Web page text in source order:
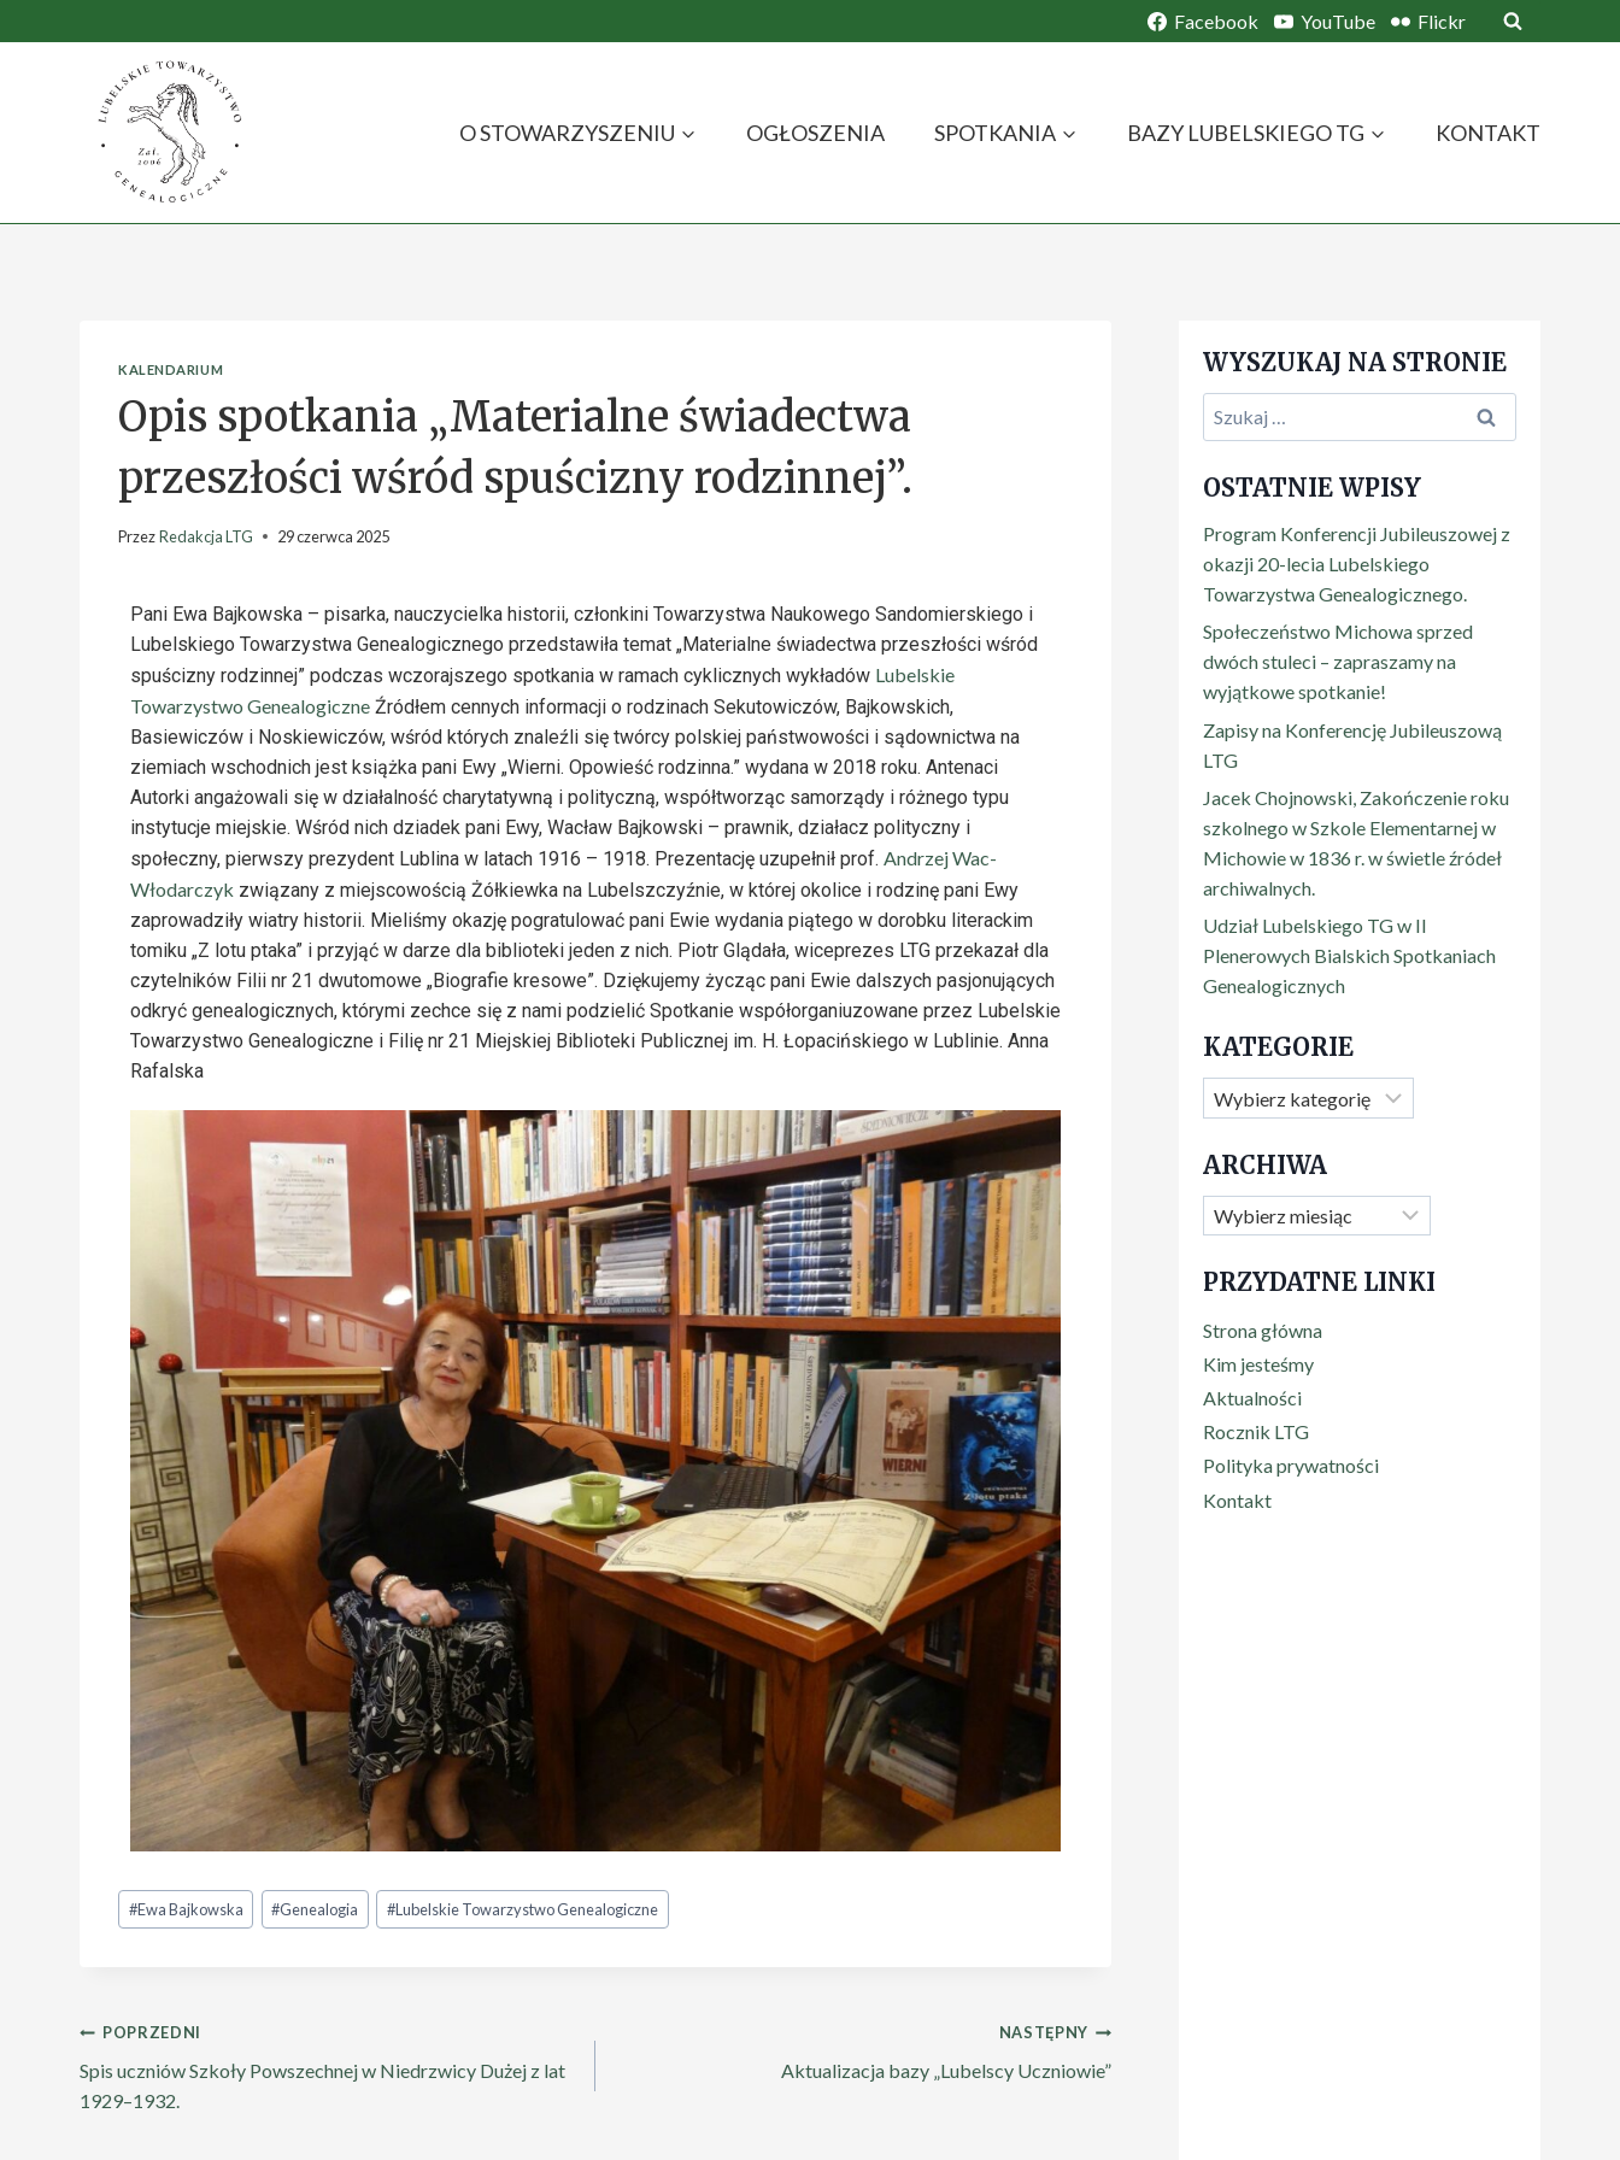
Facebook YouTube Flickr
O STOWARZYSZENIU OGŁOSZENIA SPOTKANIA BAZY LUBELSKIEGO TG KONTAKT
KALENDARIUM
Opis spotkania „Materialne świadectwa
przeszłości wśród spuścizny rodzinnej”.
PrzezRedakcja LTG 29 czerwca 2025
Pani Ewa Bajkowska – pisarka, nauczycielka historii, członkini Towarzystwa Naukowego Sandomierskiego i
Lubelskiego Towarzystwa Genealogicznego przedstawiła temat „Materialne świadectwa przeszłości wśród
spuścizny rodzinnej” podczas wczorajszego spotkania w ramach cyklicznych wykładów Lubelskie
Towarzystwo Genealogiczne Źródłem cennych informacji o rodzinach Sekutowiczów, Bajkowskich,
Basiewiczów i Noskiewiczów, wśród których znaleźli się twórcy polskiej państwowości i sądownictwa na
ziemiach wschodnich jest książka pani Ewy „Wierni. Opowieść rodzinna.” wydana w 2018 roku. Antenaci
Autorki angażowali się w działalność charytatywną i polityczną, współtworząc samorządy i różnego typu
instytucje miejskie. Wśród nich dziadek pani Ewy, Wacław Bajkowski – prawnik, działacz polityczny i
społeczny, pierwszy prezydent Lublina w latach 1916 – 1918. Prezentację uzupełnił prof. Andrzej Wac-
Włodarczyk związany z miejscowością Żółkiewka na Lubelszczyźnie, w której okolice i rodzinę pani Ewy
zaprowadziły wiatry historii. Mieliśmy okazję pogratulować pani Ewie wydania piątego w dorobku literackim
tomiku „Z lotu ptaka” i przyjąć w darze dla biblioteki jeden z nich. Piotr Glądała, wiceprezes LTG przekazał dla
czytelników Filii nr 21 dwutomowe „Biografie kresowe”. Dziękujemy życząc pani Ewie dalszych pasjonujących
odkryć genealogicznych, którymi zechce się z nami podzielić Spotkanie współorganiuzowane przez Lubelskie
Towarzystwo Genealogiczne i Filię nr 21 Miejskiej Biblioteki Publicznej im. H. Łopacińskiego w Lublinie. Anna
Rafalska
#Ewa Bajkowska #Genealogia #Lubelskie Towarzystwo Genealogiczne
POPRZEDNI
Spis uczniów Szkoły Powszechnej w Niedrzwicy Dużej z lat
1929–1932.
NASTĘPNY
Aktualizacja bazy „Lubelscy Uczniowie”
WYSZUKAJ NA STRONIE
OSTATNIE WPISY
Program Konferencji Jubileuszowej z
okazji 20-lecia Lubelskiego
Towarzystwa Genealogicznego.
Społeczeństwo Michowa sprzed
dwóch stuleci – zapraszamy na
wyjątkowe spotkanie!
Zapisy na Konferencję Jubileuszową
LTG
Jacek Chojnowski, Zakończenie roku
szkolnego w Szkole Elementarnej w
Michowie w 1836 r. w świetle źródeł
archiwalnych.
Udział Lubelskiego TG w II
Plenerowych Bialskich Spotkaniach
Genealogicznych
KATEGORIE
ARCHIWA
PRZYDATNE LINKI
Strona główna
Kim jesteśmy
Aktualności
Rocznik LTG
Polityka prywatności
Kontakt